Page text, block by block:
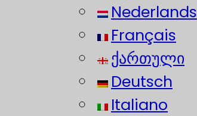
Nederlands
Français
ქართული
Deutsch
Italiano